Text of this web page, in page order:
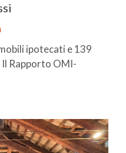
ipotecati e 139
Rapporto OMI-